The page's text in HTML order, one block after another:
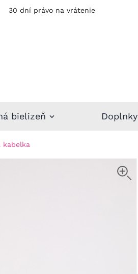
30 dní právo na vrátenie
bielizeň Doplnky
kabelka